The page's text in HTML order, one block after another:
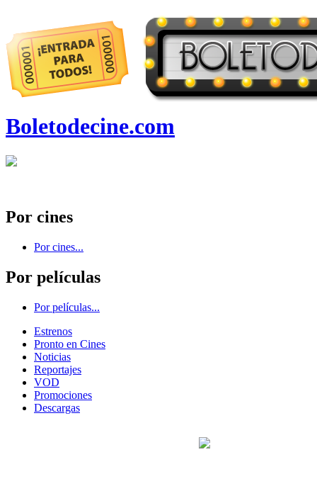
Boletodecine.com
Por cines
Por cines...
Por películas
Por películas...
Estrenos
Pronto en Cines
Noticias
Reportajes
VOD
Promociones
Descargas